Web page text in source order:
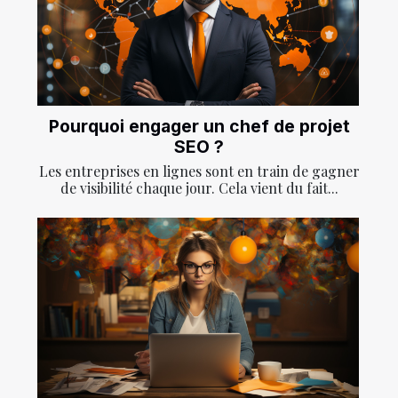
Pourquoi engager un chef de projet
SEO ?
Les entreprises en lignes sont en train de gagner
de visibilité chaque jour. Cela vient du fait...